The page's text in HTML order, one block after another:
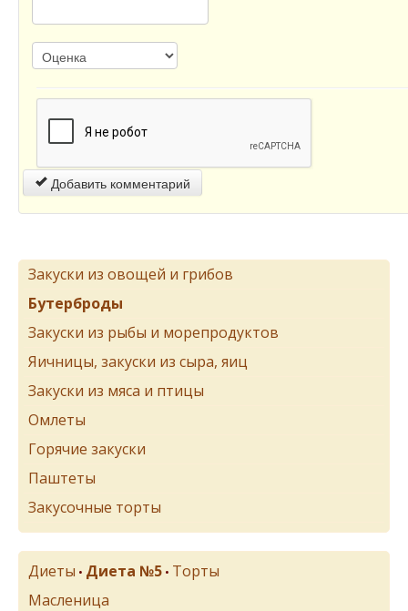
Добавить комментарий
Закуски из овощей и грибов
Бутерброды
Закуски из рыбы и морепродуктов
Яичницы, закуски из сыра, яиц
Закуски из мяса и птицы
Омлеты
Горячие закуски
Паштеты
Закусочные торты
Диеты • Диета №5 • Торты
Масленица